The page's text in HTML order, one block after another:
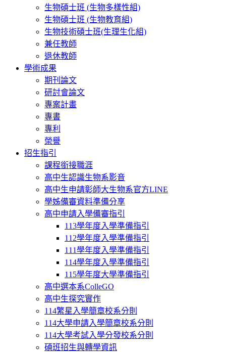
生物碩士班 (生物多樣性組)
生物碩士班 (生物教育組)
生物技術碩士班(生理生化組)
兼任教師
退休教師
學術成果
期刊論文
研討會論文
專案計畫
專書
專利
榮譽
招生指引
課程銜接職涯
高中生認識生物系影音
高中生申請彰師大生物系官方LINE
學姊備審資料準備分享
高中申請入學備審指引
113學年度入學準備指引
112學年度入學準備指引
111學年度入學準備指引
114學年度入學準備指引
115學年度大學準備指引
高中選本系ColleGO
高中生探究實作
114繁星入學簡章校系分則
114大學申請入學簡章校系分則
114大學考試入學分發校系分則
碩班招生與轉學資訊